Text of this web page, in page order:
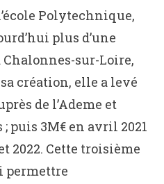
Polytechnique,
plus d’une
sur-Loire,
création, elle a levé
de l’Ademe et
puis 3M€ en avril 2021
2022. Cette troisième
permettre